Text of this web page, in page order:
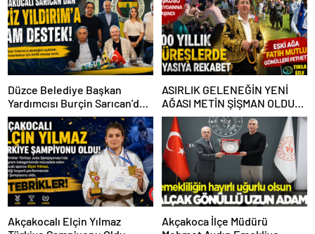
Düzce Belediye Başkan
Yardımcısı Burçin Sarıcan’dan
Aziz Yıldırım’a Tam Destek
ASIRLIK GELENEĞİN YENİ
AĞASI METİN ŞİŞMAN OLDU…
ESKİ AĞA FATİH MUTLU
TAKDİR KAZANDI
Akçakocalı Elçin Yılmaz
Akçakoca İlçe Müdürü